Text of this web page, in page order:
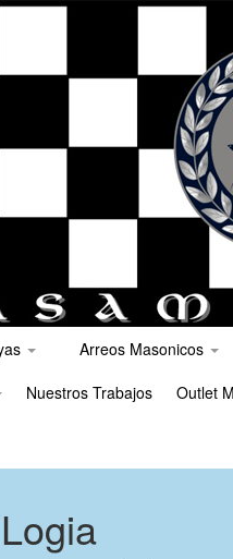
Arreos Masonicos
Nuestros Trabajos Outlet